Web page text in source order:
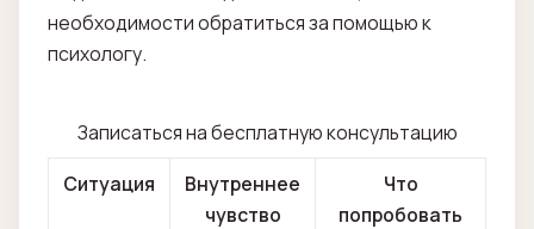
необходимости обратиться за помощью к
психологу.
Записаться на бесплатную консультацию
Ситуация
Внутреннее
чувство
Что
попробовать